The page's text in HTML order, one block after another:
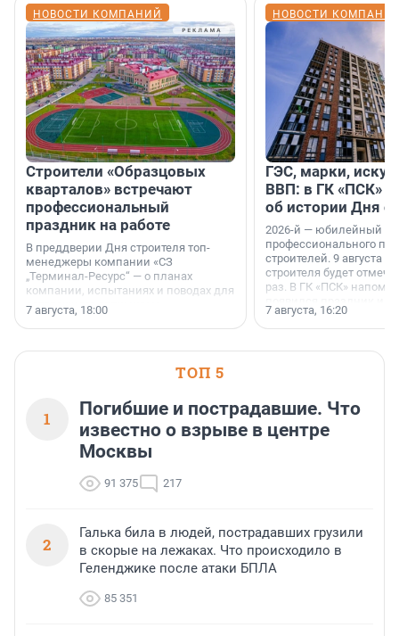
НОВОСТИ КОМПАНИЙ
Строители «Образцовых
кварталов» встречают
профессиональный
праздник на работе
В преддверии Дня строителя топ-
менеджеры компании «СЗ
„Терминал-Ресурс“ — о планах
компании, испытаниях и поводах для
осторожного оптимизма.
7 августа, 18:00
НОВОСТИ
ГЭС, марки,
ВВП: в ГК «ПСК»
об истории Дня
2026-й — юбилейный
профессионального
строителей. 9 августа
строителя будет
раз. В ГК «ПСК»
поменялась роль
7 августа, 16:20
ТОП 5
1
Погибшие и пострадавшие. Что
известно о взрыве в центре
Москвы
91 375 217
2
Галька била в людей, пострадавших грузили
в скорые на лежаках. Что происходило в
Геленджике после атаки БПЛА
85 351